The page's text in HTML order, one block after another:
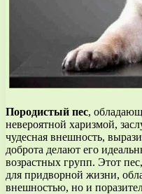
Породистый пес,
невероятной харизмой,
чудесная внешность,
доброта делают его
возрастных групп. Этот
для придворной жизни,
внешностью, но и